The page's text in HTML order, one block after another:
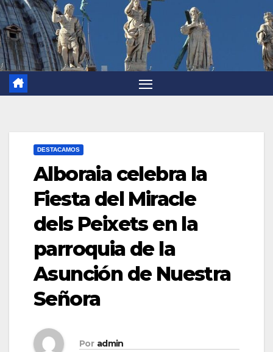
DESTACAMOS
Alboraia celebra la
Fiesta del Miracle
dels Peixets en la
parroquia de la
Asunción de Nuestra
Señora
Por admin